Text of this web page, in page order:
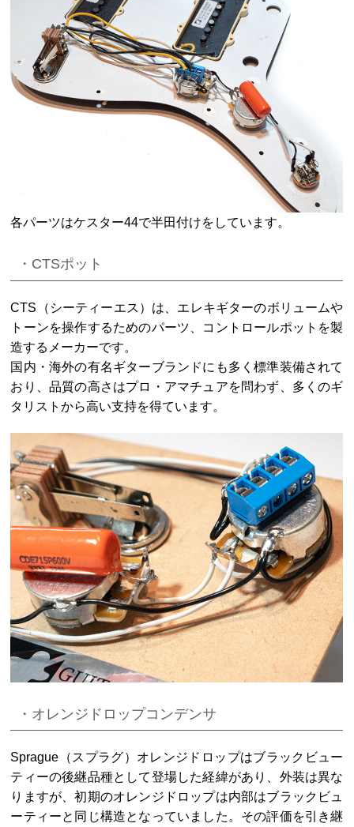
各パーツはケスター44で半田付けをしています。
・CTSポット
CTS（シーティーエス）は、エレキギターのボリュームや
トーンを操作するためのパーツ、コントロールポットを製
造するメーカーです。
国内・海外の有名ギターブランドにも多く標準装備されて
おり、品質の高さはプロ・アマチュアを問わず、多くのギ
タリストから高い支持を得ています。
・オレンジドロップコンデンサ
Sprague（スプラグ）オレンジドロップはブラックビュー
ティーの後継品種として登場した経緯があり、外装は異な
りますが、初期のオレンジドロップは内部はブラックビュ
ーティーと同じ構造となっていました。その評価を引き継